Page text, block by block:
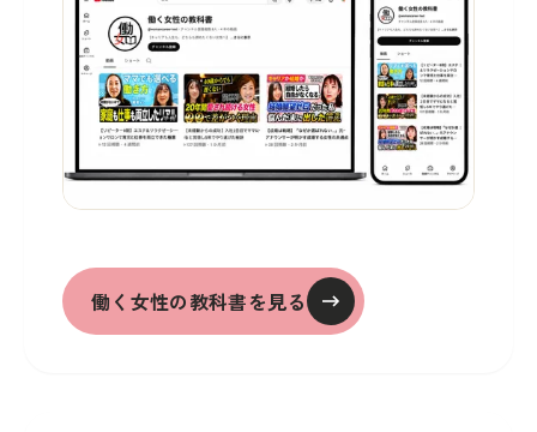
働く女性の教科書を見る